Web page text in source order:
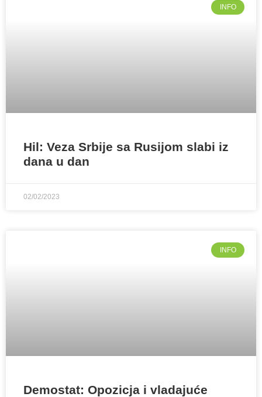
INFO
Hil: Veza Srbije sa Rusijom slabi iz
dana u dan
02/02/2023
INFO
Demostat: Opozicja i vladajuće